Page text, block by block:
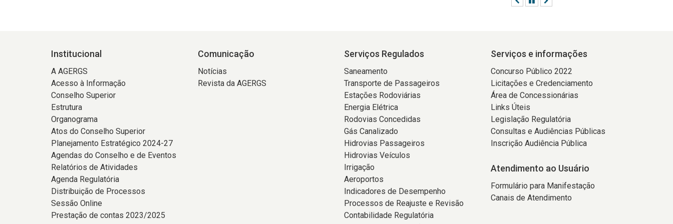
Institucional
A AGERGS
Acesso à Informação
Conselho Superior
Estrutura
Organograma
Atos do Conselho Superior
Planejamento Estratégico 2024-27
Agendas do Conselho e de Eventos
Relatórios de Atividades
Agenda Regulatória
Distribuição de Processos
Sessão Online
Prestação de contas 2023/2025
Comunicação
Notícias
Revista da AGERGS
Serviços Regulados
Saneamento
Transporte de Passageiros
Estações Rodoviárias
Energia Elétrica
Rodovias Concedidas
Gás Canalizado
Hidrovias Passageiros
Hidrovias Veículos
Irrigação
Aeroportos
Indicadores de Desempenho
Processos de Reajuste e Revisão
Contabilidade Regulatória
Serviços e informações
Concurso Público 2022
Licitações e Credenciamento
Área de Concessionárias
Links Úteis
Legislação Regulatória
Consultas e Audiências Públicas
Inscrição Audiência Pública
Atendimento ao Usuário
Formulário para Manifestação
Canais de Atendimento